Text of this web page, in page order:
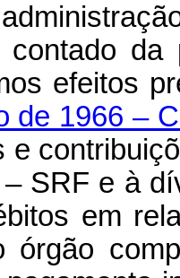
da
efeitos
de 1966 –
e
SRF e à
em
órgão